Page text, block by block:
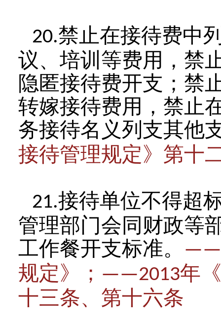
20.禁止在接待费中
议、培训等费用，禁
隐匿接待费开支；禁
转嫁接待费用，禁止
务接待名义列支其他
接待管理规定》第十
21.接待单位不得超
管理部门会同财政等
工作餐开支标准。
规定》； ——2013年
十三条、第十六条